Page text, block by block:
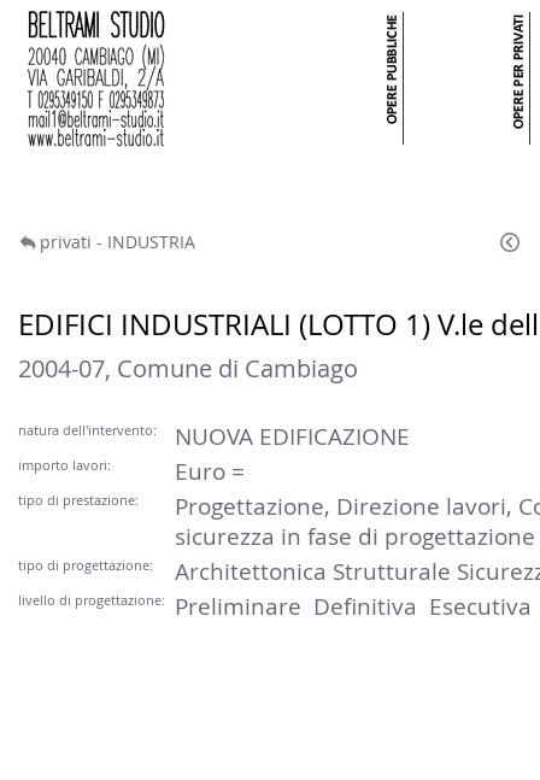
privati - INDUSTRIA
EDIFICI INDUSTRIALI (LOTTO 1) V.le
2004-07, Comune di Cambiago
natura dell'intervento: NUOVA EDIFICAZIONE
importo lavori: Euro =
tipo di prestazione:
Progettazione, Direzione lavori,
sicurezza in fase di
tipo di progettazione: Architettonica Strutturale
livello di progettazione: Preliminare Definitiva Esecutiva